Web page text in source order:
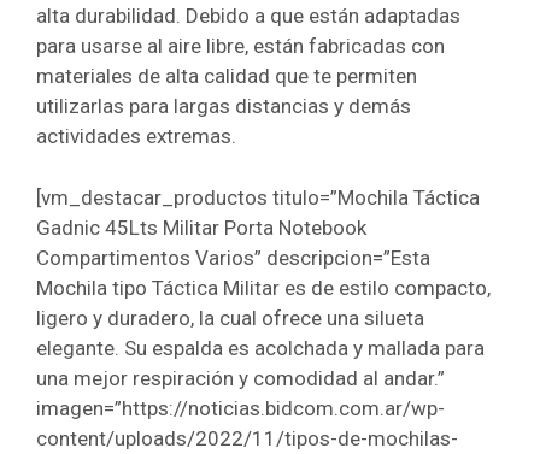
alta durabilidad. Debido a que están adaptadas
para usarse al aire libre, están fabricadas con
materiales de alta calidad que te permiten
utilizarlas para largas distancias y demás
actividades extremas.
[vm_destacar_productos titulo=”Mochila Táctica
Gadnic 45Lts Militar Porta Notebook
Compartimentos Varios” descripcion=”Esta
Mochila tipo Táctica Militar es de estilo compacto,
ligero y duradero, la cual ofrece una silueta
elegante. Su espalda es acolchada y mallada para
una mejor respiración y comodidad al andar.”
imagen=”https://noticias.bidcom.com.ar/wp-
content/uploads/2022/11/tipos-de-mochilas-